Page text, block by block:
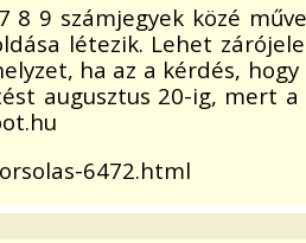
9 számjegyek közé
létezik. Lehet
ha az a kérdés,
augusztus 20-ig, mert
6472.html